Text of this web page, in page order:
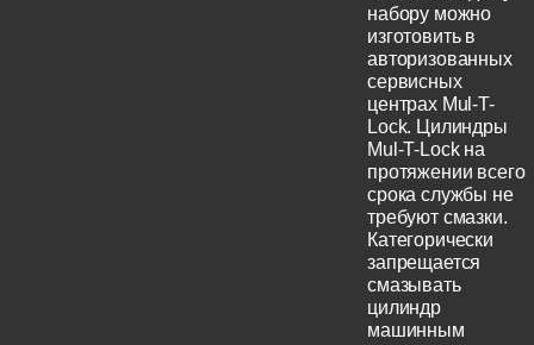
набору можно
изготовить в
авторизованных
сервисных
центрах Mul-T-
Lock. Цилиндры
Mul-T-Lock на
протяжении всего
срока службы не
требуют смазки.
Категорически
запрещается
смазывать
цилиндр
машинным